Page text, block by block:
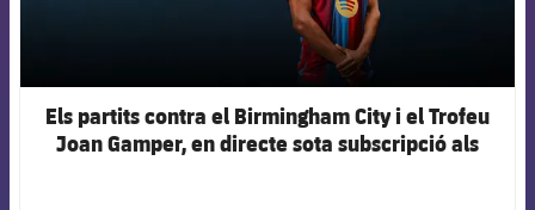
Els partits contra el Birmingham City i el Trofeu
Joan Gamper, en directe sota subscripció als